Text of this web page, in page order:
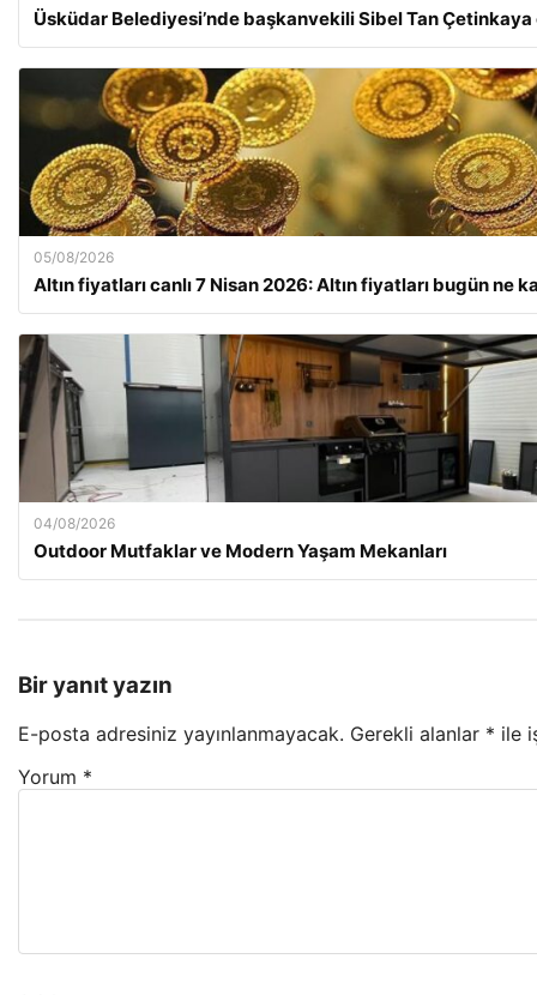
Üsküdar Belediyesi’nde başkanvekili Sibel Tan Çetinkaya
05/08/2026
Altın fiyatları canlı 7 Nisan 2026: Altın fiyatları bugün ne
04/08/2026
Outdoor Mutfaklar ve Modern Yaşam Mekanları
Bir yanıt yazın
E-posta adresiniz yayınlanmayacak. Gerekli alanlar * ile
Yorum *